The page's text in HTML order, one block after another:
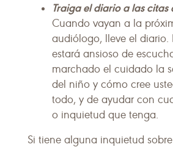
Traiga el diario a las citas
Cuando vayan a la
audiólogo, lleve el diario.
estará ansioso de
marchado el cuidado la
del niño y cómo cree
todo, y de ayudar con
o inquietud que tenga.
Si tiene alguna inquietud